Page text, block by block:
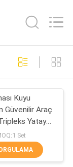
7
18
Kuyu
Güvenilir Araç
Yatay
Set